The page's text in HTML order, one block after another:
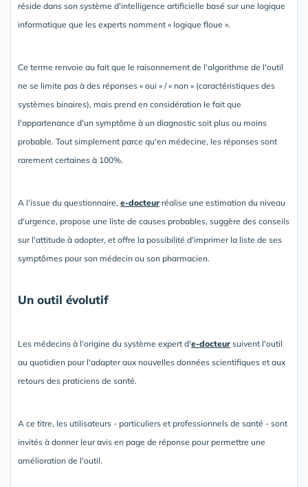
réside dans son système d'intelligence artificielle basé sur une logique
informatique que les experts nomment « logique floue ».
Ce terme renvoie au fait que le raisonnement de l'algorithme de l'outil
ne se limite pas à des réponses « oui » / « non » (caractéristiques des
systèmes binaires), mais prend en considération le fait que
l'appartenance d'un symptôme à un diagnostic soit plus ou moins
probable. Tout simplement parce qu'en médecine, les réponses sont
rarement certaines à 100%.
A l'issue du questionnaire, e-docteur réalise une estimation du niveau
d'urgence, propose une liste de causes probables, suggère des conseils
sur l'attitude à adopter, et offre la possibilité d'imprimer la liste de ses
symptômes pour son médecin ou son pharmacien.
Un outil évolutif
Les médecins à l'origine du système expert d'e-docteur suivent l'outil
au quotidien pour l'adapter aux nouvelles données scientifiques et aux
retours des praticiens de santé.
A ce titre, les utilisateurs - particuliers et professionnels de santé - sont
invités à donner leur avis en page de réponse pour permettre une
amélioration de l'outil.